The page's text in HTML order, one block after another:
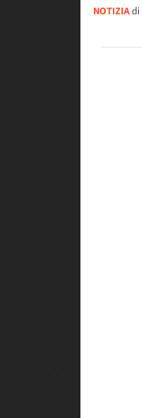
NOTIZIAdi